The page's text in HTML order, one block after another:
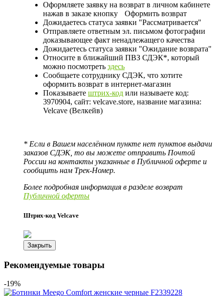
Оформляете заявку на возврат в личном кабинете
нажав в заказе кнопку
Оформить возврат
Дожидаетесь статуса заявки "Рассматривается"
Отправляете ответным эл. письмом фотографии
доказывающее факт ненадлежащего качества
Дожидаетесь статуса заявки "Ожидание возврата"
Относите в ближайший ПВЗ СДЭК*, который
можно посмотреть здесь
Сообщаете сотруднику СДЭК, что хотите
оформить возврат в интернет-магазин
Показываете штрих-код или называете код:
3970904, сайт: velcave.store, название магазина:
Velcave (Велкейв)
* Если в Вашем населённом пункте нет пунктов выдачи
заказов СДЭК, то вы можете отправить Почтой
России на контакты указанные в Публичной оферте и
сообщить нам Трек-Номер.
Более подробная информация в разделе возврат
Публичной оферты
Штрих-код Velcave
Закрыть
Рекомендуемые товары
-19%